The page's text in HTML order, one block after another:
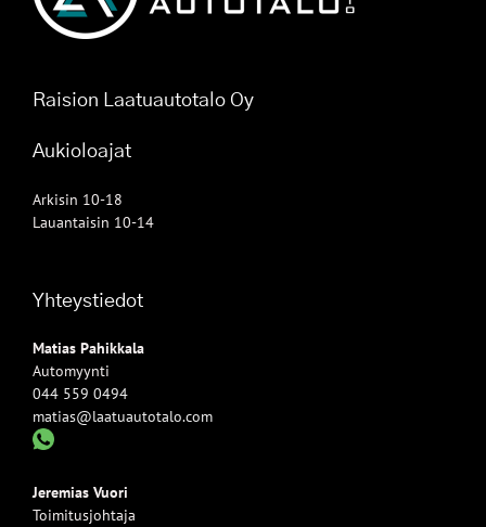
Raision Laatuautotalo Oy
Aukioloajat
Arkisin 10-18
Lauantaisin 10-14
Yhteystiedot
Matias Pahikkala
Automyynti
044 559 0494
matias@laatuautotalo.com
Jeremias Vuori
Toimitusjohtaja